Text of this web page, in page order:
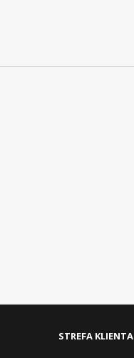
STREFA KLIENTA